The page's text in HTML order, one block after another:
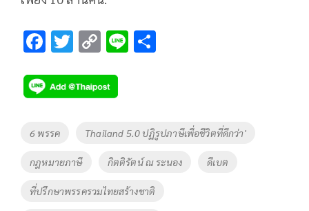
F
e
b
o
k
T
tt
er
C
p
y
Li
n
k
Li
Tags
6 พรรค Thailand 5.0 ปฏิรูปภาษีเพื่อชีวิตที่ดีกว่า'
กฎหมายภาษี กิตติรัตน์ ณ ระนอง ดีเบต
ที่ปรึกษาพรรครวมไทยสร้างชาติ